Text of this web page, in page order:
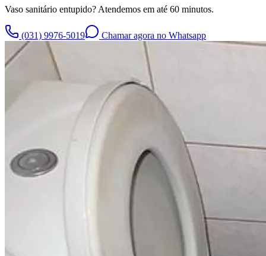
Vaso sanitário entupido? Atendemos em até 60 minutos.
(031) 9976-5019 Chamar agora no Whatsapp